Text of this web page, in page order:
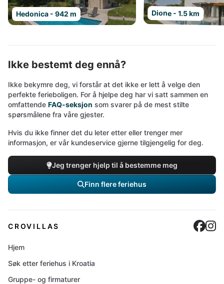
Hedonica - 942 m Dione - 1.5 km
Ikke bestemt deg ennå?
Ikke bekymre deg, vi forstår at det ikke er lett å velge den
perfekte ferieboligen. For å hjelpe deg har vi satt sammen en
omfattende FAQ-seksjon som svarer på de mest stilte
spørsmålene fra våre gjester.
Hvis du ikke finner det du leter etter eller trenger mer
informasjon, er vår kundeservice gjerne tilgjengelig for deg.
Jeg trenger hjelp til å bestemme meg
Finn flere feriehus
CROVILLAS
Hjem
Søk etter feriehus i Kroatia
Gruppe- og firmaturer